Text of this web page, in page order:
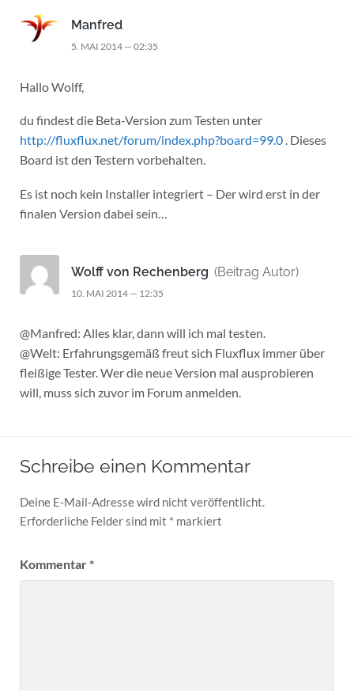
Manfred
5. MAI 2014 — 02:35
Hallo Wolff,
du findest die Beta-Version zum Testen unter
http://fluxflux.net/forum/index.php?board=99.0. Dieses
Board ist den Testern vorbehalten.
Es ist noch kein Installer integriert – Der wird erst in der
finalen Version dabei sein…
Wolff von Rechenberg (Beitrag Autor)
10. MAI 2014 — 12:35
@Manfred: Alles klar, dann will ich mal testen.
@Welt: Erfahrungsgemäß freut sich Fluxflux immer über
fleißige Tester. Wer die neue Version mal ausprobieren
will, muss sich zuvor im Forum anmelden.
Schreibe einen Kommentar
Deine E-Mail-Adresse wird nicht veröffentlicht.
Erforderliche Felder sind mit * markiert
Kommentar*